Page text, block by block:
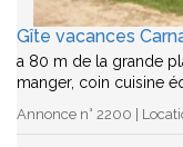
Gîte vacances
a 80 m de la grande
manger, coin cuisine
Annonce n° 2200 |